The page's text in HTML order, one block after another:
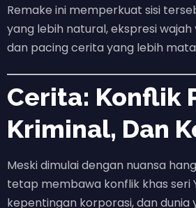
Remake ini memperkuat sisi
yang lebih natural, ekspresi wajah
dan pacing cerita yang lebih
Cerita: Konflik
Kriminal, Dan
Meski dimulai dengan nuansa
tetap membawa konflik khas seri
kepentingan korporasi, dan dunia